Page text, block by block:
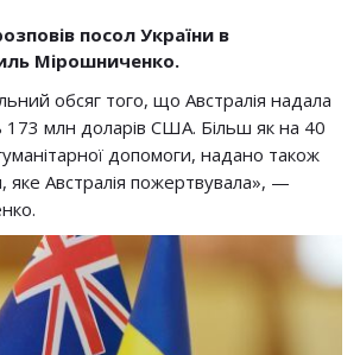
посол України в
Мірошниченко.
обсяг того, що Австралія надала
173 млн доларів США. Більш як на 40
допомоги, надано також
яке Австралія пожертвувала», —